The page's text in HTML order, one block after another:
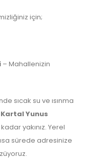
için;
– Mahallenizin
sıcak su ve ısınma
Kartal Yunus
yakınız. Yerel
sürede adresinize